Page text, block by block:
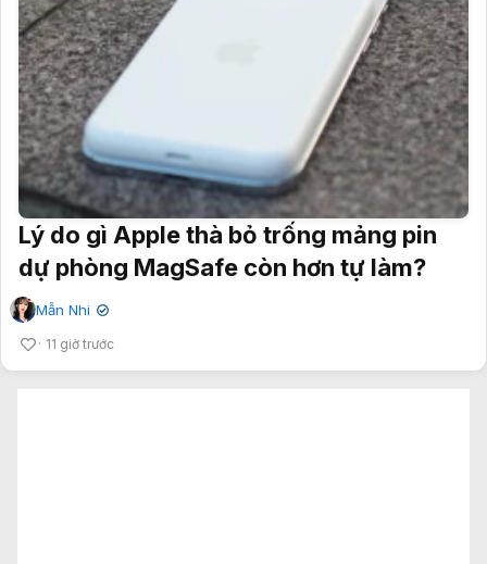
Lý do gì Apple thà bỏ trống mảng pin
dự phòng MagSafe còn hơn tự làm?
Mẫn Nhi ✔
11 giờ trước